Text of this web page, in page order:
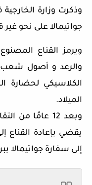
وذكرت وزارة
جواتيمالا على نحو غير
ويرمز القناع
والرعد و أصول شعب
الميلاد.
وبعد 12 عامًا
يقضي بإعادة القناع
إلى سفارة جواتيمالا